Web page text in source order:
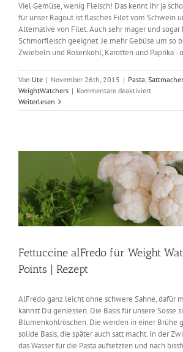
Viel Gemüse, wenig Fleisch! Das kennt Ihr ja
für unser Ragout ist flasches Filet vom Schwein
Alternative von Filet. Auch sehr mager und sogar
Schmorfleisch geeignet. Je mehr Gebüse um so
Zwiebeln und Rosenkohl, Karotten und Paprika -
Von Ute | November 26th, 2015 | Pasta, Sattmacher
WeightWatchers | Kommentare deaktiviertfür
Gemüse-
|
Weight
Watchers
|
Rezept
Weiterlesen
Fettuccine alFredo für Weight
Points | Rezept
AlFredo ganz leicht ohne schwere Sahne, dafür
kannst Du geniessen. Die Basis für unsere Sosse
Blumenkohlröschen. Die werden in einer Brühe
solide Basis, die später auch satt macht. In der
das Wasser für die Pasta aufsetzten und nach